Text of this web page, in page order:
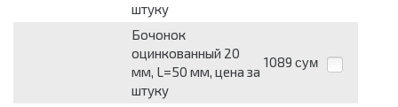
штуку
Бочонок
оцинкованный 20
мм, L=50 мм, цена за
штуку
1089 сум